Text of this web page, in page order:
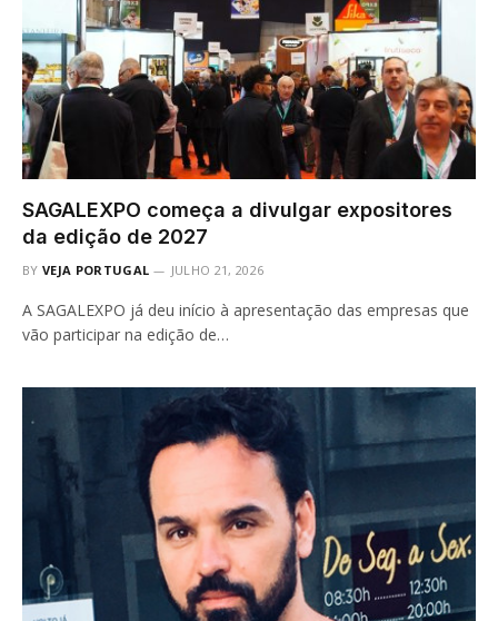
SAGALEXPO começa a divulgar expositores
da edição de 2027
BY VEJA PORTUGAL JULHO 21, 2026
A SAGALEXPO já deu início à apresentação das empresas que
vão participar na edição de…